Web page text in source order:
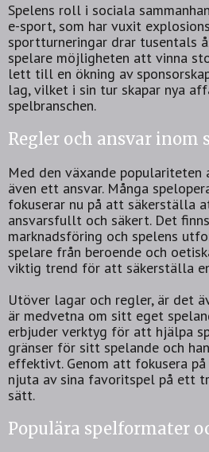
Spelens roll i sociala
e-sport, som har vuxit
sportturneringar drar tusentals
spelare möjligheten att vinna
lett till en ökning av
lag, vilket i sin tur skapar nya
spelbranschen.
Regler och ansvar inom
Med den växande populariteten
även ett ansvar. Många
fokuserar nu på att säkerställa
ansvarsfullt och säkert. Det
marknadsföring och spelens
spelare från beroende och
viktig trend för att säkerställa
Utöver lagar och regler, är det
är medvetna om sitt eget
erbjuder verktyg för att hjälpa
gränser för sitt spelande och
effektivt. Genom att fokusera på
njuta av sina favoritspel på ett
sätt.
Populära spelformater